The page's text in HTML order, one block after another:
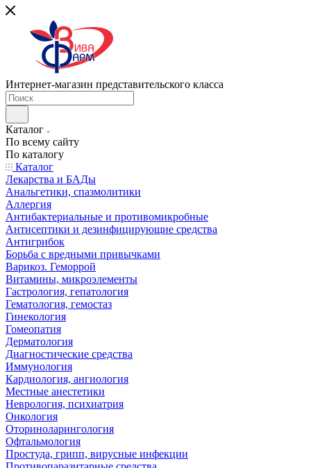
Интернет-магазин представительского класса
Каталог
По всему сайту
По каталогу
Каталог
Лекарства и БАДы
Анальгетики, спазмолитики
Аллергия
Антибактериальные и противомикробные
Антисептики и дезинфицирующие средства
Антигрибок
Борьба с вредными привычками
Варикоз. Геморрой
Витамины, микроэлементы
Гастрология, гепатология
Гематология, гемостаз
Гинекология
Гомеопатия
Дерматология
Диагностические средства
Иммунология
Кардиология, ангиология
Местные анестетики
Неврология, психиатрия
Онкология
Оториноларингология
Офтальмология
Простуда, грипп, вирусные инфекции